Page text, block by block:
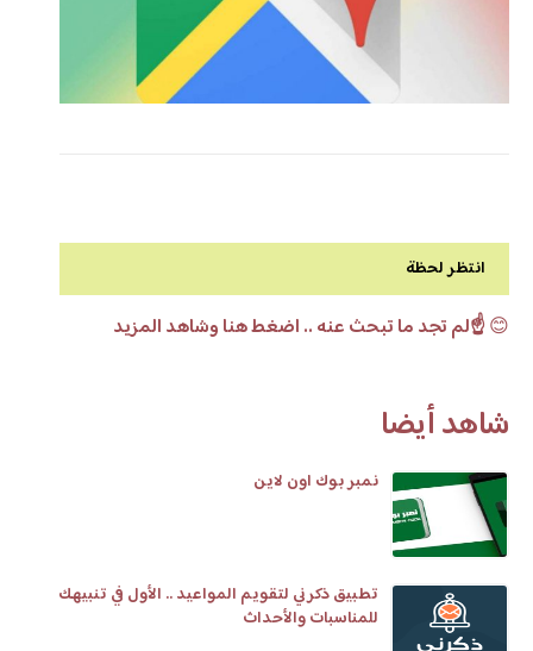
انتظر لحظة
😊☝️لم تجد ما تبحث عنه .. اضغط هنا وشاهد المزيد
شاهد أيضا
نمبر بوك اون لاين
تطبيق ذكرني لتقويم المواعيد .. الأول في تنبيهك
للمناسبات والأحداث